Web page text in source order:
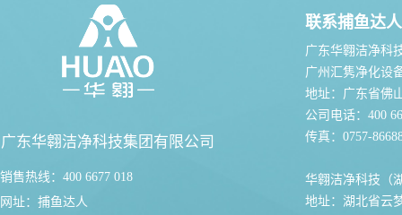
广东华翱洁净科技集团有限公司
销售热线：400 6677 018
网址： 捕鱼达人
联系捕鱼达人
广东华翱洁净科
广州汇隽净化设
地址：广东省佛
公司电话：400
传真：0757-
华翱洁净科技（
地址：湖北省云